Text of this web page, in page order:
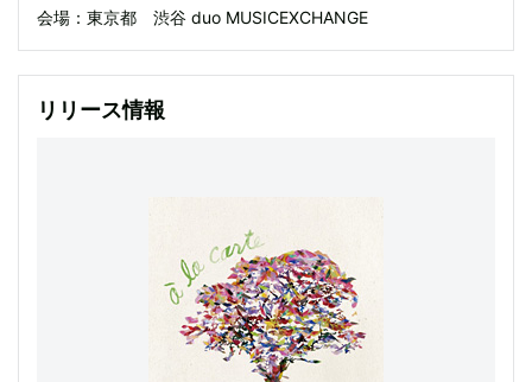
会場：東京都 渋谷 duo MUSICEXCHANGE
リリース情報